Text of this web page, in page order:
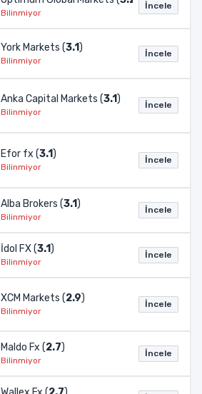
Bilinmiyor
İncele
York Markets (3.1)
Bilinmiyor
İncele
Anka Capital Markets (3.1)
Bilinmiyor
İncele
Efor fx (3.1)
Bilinmiyor
İncele
Alba Brokers (3.1)
Bilinmiyor
İncele
İdol FX (3.1)
Bilinmiyor
İncele
XCM Markets (2.9)
Bilinmiyor
İncele
Maldo Fx (2.7)
Bilinmiyor
İncele